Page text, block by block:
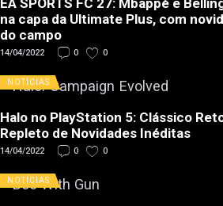
EA SPORTS FC 27: Mbappé e
na capa da Ultimate Plus, com
do campo
14/04/2022 0 0
NOTÍCIAS
Halo no PlayStation 5: Clássico
Repleto de Novidades Inéditas
14/04/2022 0 0
NOTÍCIAS